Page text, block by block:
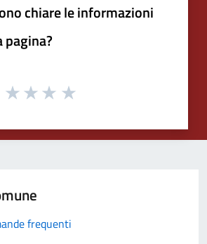
chiare le informazioni
pagina?
frequenti